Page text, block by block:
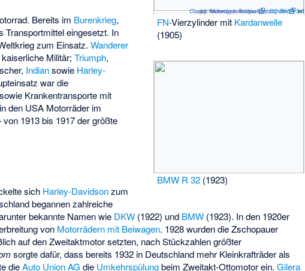
(c)Yesterdays Antique Motorcycles en
Classic Motorcycle Archive ,CC BY-SA 3.0
FN-Vierzylinder mit Kardanwelle
(1905)
BMW R 32 (1923)
Bereits im Burenkrieg,
Transportmittel eingesetzt. In
zum Einsatz.Wanderer
kaiserliche Militär;Triumph,
Indiansowie Harley-
war die
Krankentransporte mit
den USA Motorräder im
1913 bis 1917 der größte
sich Harley-Davidsonzum
begannen zahlreiche
bekannte Namen wie DKW (1922) und BMW (1923). In den 1920er
von Motorrädern mit Beiwagen. 1928 wurden dieZschopauer
auf den Zweitaktmotor setzten, nach Stückzahlen größter
sorgte dafür, dass bereits 1932 in Deutschland mehr Kleinkrafträder als
dieAuto Union AG die Umkehrspülungbeim Zweitakt-Ottomotor ein.Gilera